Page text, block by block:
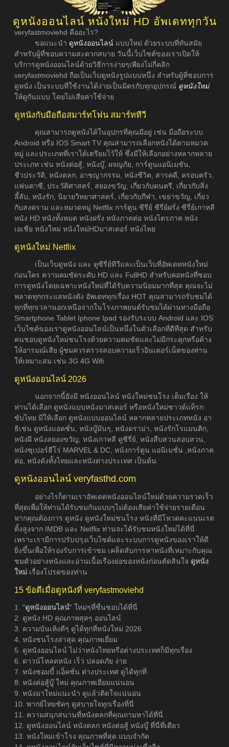
ดูหนังออนไลน์ หนังใหม่ HD อัพเดททุกวัน
veryfastmoviehd คืออะไร?
ขอแนะนำ ดูหนังออนไลน์ แบบใหม่ ด้วยระบบที่ทันสมัย
สำหรับผู้ที่ชอบความสะดวกสบาย วันนี้เว็บไซต์ของเราเปิดให้
บริการดูหนังออนไลน์ด้วยวิธีการง่ายๆเพียงไม่กี่คลิก
veryfastmoviehd ถือเป็นเว็บดูหนังรูปแบบหนึ่ง สำหรับผู้ที่ชอบการ
ดูหนัง เป็นระบบที่ใช้งานได้ง่ายเป็นมิตรกับทุกอุปกรณ์ ดูหนังใหม่
ให้ดูกันแบบ โดยไม่เสียค่าใช้จ่าย
ดูหนังกับมือถือสมาร์ทโฟน สมาร์ททีวี
คุณสามารถดูหนังได้ในอุปกรที่คุณมีอยู่ เช่น มือถือระบบ
Android หรือ IOS Smart TV คุณสามารถเลือกหนังได้ตามหมวด
หมู่ และประเภทที่เราได้เตรียมไว้ให้ ซึ่งมีให้เลือกอย่างหลากหลาย
ประเภท เช่น หนังต่อสู้, หนังบู๊, ผจญภัย, การ์ตูนแอนิเมชัน,
ชีวประวัติ, หนังตลก, อาชญากรรม, หนังชีวิต, สารคดี, ครอบครัว,
แฟนตาซี, ประวัติศาสตร์, สยองขวัญ, เกี่ยวกับดนตรี, เกี่ยวกับสิ่ง
ลี้ลับ, หนังรัก, นิยายวิทยาศาสตร์, เกี่ยวกับกีฬา, เขย่าขวัญ, เกี่ยว
กับสงคราม และหมวดหมู่ Netflix การ์ตูน ซีรีย์ ซีรี่ย์ฝรั่ง ซีรี่ย์เกาหลี
หนัง HD หนังทั้งหมด หนังฝรั่ง หนังภาคต่อ หนังไตรภาค หนัง
เอเชีย หนังใหม่ หนังใหม่HDมาสเตอร์ หนังไทย
ดูหนังใหม่ Netflix
เป็นเว็บดูหนัง และ ดูซีรี่ย์ทีวีและเป็นเว็บที่อัพเดทหนังใหม่
ก่อนใคร ความคมชัดระดับ HD และ FullHD สำหรับคอหนังที่ชอบ
การดูหนังโดยเฉพาะหนังใหม่ที่ได้รับความนิยมมากที่สุด คุณจะไม่
พลาดทุกกระแสหนังดัง อัพเดททุกเรื่อง HOT คุณสามารถรับชมได้
ทุกที่ทุกเวลานอกเหนือจากในโรงภาพยนต์รับชมได้ผ่านทางมือถือ
Smartphone Tablet Iphone Ipad รองรับระบบ Android และ IOS
เว็บไซต์ของเราดูหนังออนไลน์เป็นหนึ่งในตัวเลือกที่ดีที่สุด สำหรับ
คนชอบดูหนังใหม่ชนโรงด้วยความคมชัดและไม่มีกระตุกหรือค้าง
ให้อารมณ์เสีย ผู้ชมควรตรวจสอบความเร็วอินเตอร์เน็ตของท่าน
ให้เหมาะสม เช่น 3G 4G Wifi
ดูหนังออนไลน์ 2026
นอกจากนี้ยังมี หนังออนไลน์ หนังใหม่ชนโรง เต็มเรื่อง ให้
ท่านได้เลือก ดูหนังแบบหนังมาสเตอร์ หรือหนังใหม่ซาวด์แท็รก
ซับไทย มีให้เลือก ดูหนังแบบออนไลน์ หลากหลายประเภทหนัง อา
ธิเช่น ดูหนังแอคชั่น, หนังบู๊มันๆ, หนังดราม่า, หนังรักโรแมนติก,
หนังผี หนังสยองขวัญ, หนังเกาหลี ดูซีรี่ย์, หนังสืบสวนสอบสวน,
หนังซุเปอร์ฮีโร่ MARVEL & DC, หนังการ์ตูน แอนิเมชั่น ,หนังภาค
ต่อ, หนังดังทั้งไทยและหนังต่างประเทศ เป็นต้น
ดูหนังออนไลน์ veryfasthd.com
อย่างไรก็ตามเราอัพเดตหนังออนไลน์ใหม่ด้วยความรวดเร็ว
ที่สุดเพื่อให้ท่านได้รับชมกันแบบๆไม่ต้องเสียค่าใช้จ่ายรายเดือน
หากคุณต้องการ ดูหนัง ดูหนังใหม่ชนโรง หนังที่มีโหวตคะแนนเรต
ติ้งสูงจาก IMDB และ Netflix ท่านจะได้รับชมหนังใหม่ได้ที่นี่
เพราะเรามีการปรับปรุงเว็บไซต์และระบบการดูหนังของเราให้ดี
ยิ่งขึ้นเพื่อให้รองรับการเข้าชม เคล็ดลับการหาหนังที่เหมาะกับคุณ
ชมตัวอย่างหนังและอ่านเนื้อเรื่องย่อของหนังก่อนตัดสินใจ ดูหนัง
ใหม่ เรื่องโปรดของท่าน
15 ข้อดีเมื่อดูหนังที่ veryfastmoviehd
1. "ดูหนังออนไลน์" ใหม่ๆที่ชื่นชอบได้ที่นี่
2. ดูหนัง HD คุณภาพสุดๆ ออนไลน์
3. ความบันเทิงดีๆ ดูได้ทุกที่หนังใหม่ 2026
4. หนังชนโรงล่าสุด คุณภาพเยี่ยม
5. ดูหนังออนไลน์ ไม่ว่าหนังไทยหรือต่างประเทศก็มีทุกเรื่อง
6. ดาวน์โหลดหนัง เร็ว ปลอดภัย ง่าย
7. หนังซอมบี้ แอ็คชั่น ต่างประเทศ ดูได้ทุกที่
8. หนังต่อสู้บู๊ ใหม่ คุณภาพเยี่ยมแน่นอน
9. หนังมาใหม่แนะนำ ดูแล้วติดใจแน่นอน
10. พากย์ไทยชัดๆ ดูสบายใจทุกเรื่องที่นี่
11. ความสนุกสนานที่หนังตลกที่คุณถามหาได้ที่นี่
12. ดูหนังออนไลน์ หนังตลก หนังต่อสู้ หนังบู๊ ที่นี่ที่เดียว
13. หนังใหม่เข้าโรง คุณภาพที่สุด แบบจำกัด